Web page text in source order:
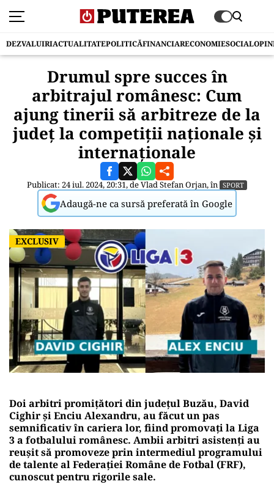
DEZVALUIRIACTUALITATEPOLITICĂFINANCIARECONOMIESOCIAL
Drumul spre succes în
arbitrajul românesc: Cum
ajung tinerii să arbitreze de la
județ la competiții naționale și
internaționale
Publicat: 24 iul. 2024, 20:31, deVlad Stefan Orjan, în SPORT
Adaugă-ne ca sursă preferată în Google
EXCLUSIV
Doi arbitri promițători din județul Buzău, David
Cighir și Enciu Alexandru, au făcut un pas
semnificativ în cariera lor, fiind promovați la Liga
3 a fotbalului românesc. Ambii arbitri asistenți au
reușit să promoveze prin intermediul programului
de talente al Federației Române de Fotbal (FRF),
cunoscut pentru rigorile sale.